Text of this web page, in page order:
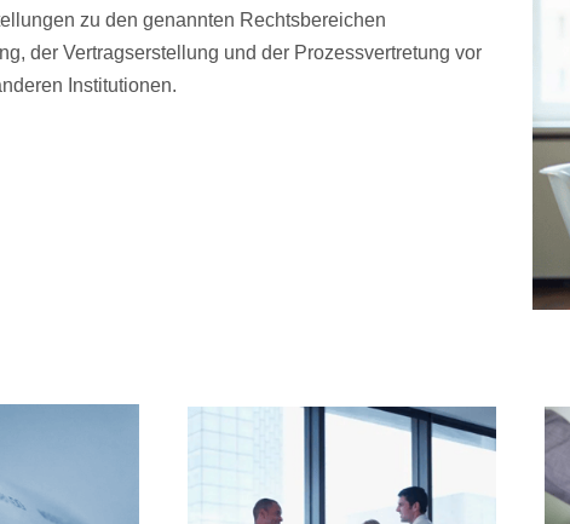
zu den genannten Rechtsbereichen
der Vertragserstellung und der Prozessvertretung vor
Institutionen.